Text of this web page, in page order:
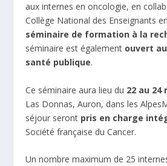
aux internes en oncologie, en
Collège National des Enseignants
séminaire de formation à la
séminaire est également ouvert
santé publique.
Ce séminaire aura lieu du 22 au 24
Las Donnas, Auron, dans les
séjour seront pris en charge
Société française du Cancer.
Un nombre maximum de 25